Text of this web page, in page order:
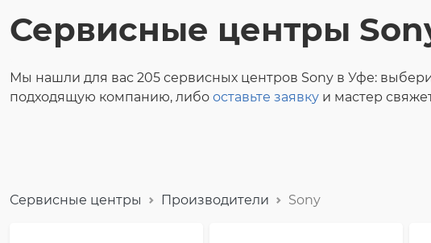
Сервисные центры
Мы нашли для вас 205 сервисных центров Sony в Уфе:
подходящую компанию, либо оставьте заявку и мастер
Сервисные центры Производители Sony